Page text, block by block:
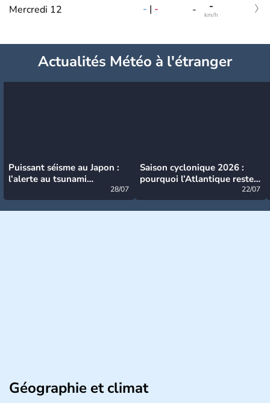
Mercredi 12 - | - - -
km/h
Actualités Météo à l'étranger
Puissant séisme au Japon :
l’alerte au tsunami
28/07
Saison cyclonique 2026 :
pourquoi l’Atlantique reste
22/07
Géographie et climat